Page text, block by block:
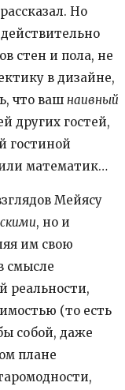
Но
стен и пола, не
в дизайне,
что ваш наивный
других гостей,
гостиной
математик…
Мейясу
, но и
им свою
смысле
реальности,
(то есть
собой, даже
плане